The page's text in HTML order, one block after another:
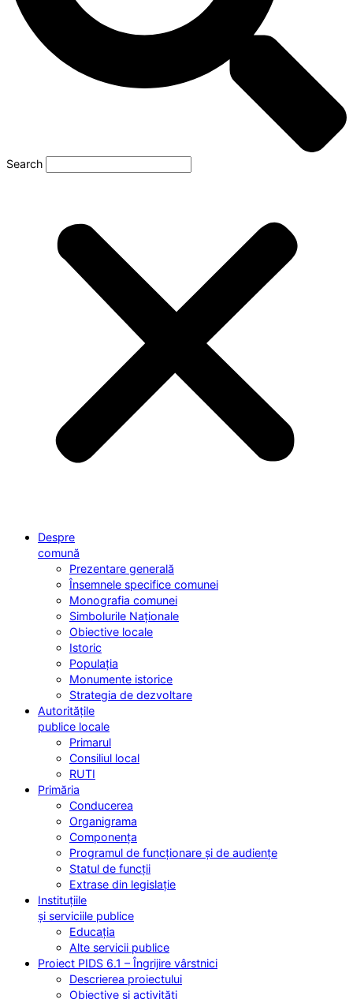
Search
Despre
comună
Prezentare generală
Însemnele specifice comunei
Monografia comunei
Simbolurile Naționale
Obiective locale
Istoric
Populația
Monumente istorice
Strategia de dezvoltare
Autoritățile
publice locale
Primarul
Consiliul local
RUTI
Primăria
Conducerea
Organigrama
Componența
Programul de funcționare și de audiențe
Statul de funcții
Extrase din legislație
Instituțiile
și serviciile publice
Educația
Alte servicii publice
Proiect PIDS 6.1 – Îngrijire vârstnici
Descrierea proiectului
Obiective și activități